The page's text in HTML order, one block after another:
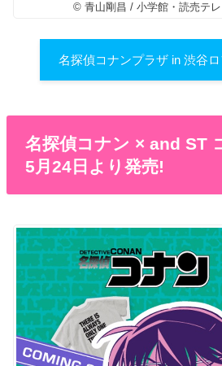
© 青山剛昌 / 小学館・読売テ
名探偵コナンプラザ in 渋谷
名探偵コナン × and ST
5月24日より発売!